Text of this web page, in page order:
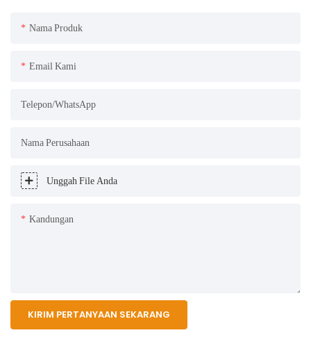
Nama Produk
Email Kami
Telepon/WhatsApp
Nama Perusahaan
Unggah File Anda
Kandungan
KIRIM PERTANYAAN SEKARANG